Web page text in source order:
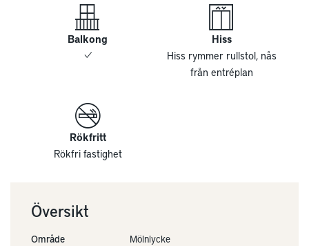
Balkong
Hiss
Hiss rymmer rullstol, nås
från entréplan
Rökfritt
Rökfri fastighet
Översikt
Område
Mölnlycke